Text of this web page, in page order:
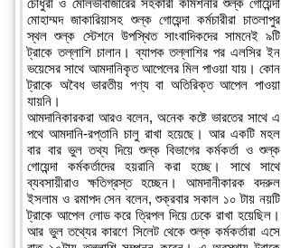
চৌধুরী ও মৌলভীবাজারের সহকারী কমিশনার শুল্ক গোয়েন্দা
মোহাম্মদ জাকারিয়াসহ শুল্ক গোয়েন্দা কর্মচারীরা চাতলাপুর
স্থল শুল্ক স্টেশনে উপস্থিত সাংবাদিকদের সামনেই ৯টি
ট্রাকে তল্লাশি চালান। ব্যাপক তল্লাশির পর এলসির ইন
ভয়েসের সাথে আমদানিকৃত আপেলের মিল পাওয়া যায়। কোন
ট্রাকে অবৈধ ভারতীয় পণ্য বা অতিরিক্ত আপেল পাওয়া
যায়নি।
আমদানিকারকরা আরও বলেন, অনেক কষ্টে ভারতের সাথে এ
পথে আমদানি-রপ্তানি চালু রাখা হয়েছে। আর একটি মহল
বার বার ভুল তথ্য দিয়ে শুল্ক বিভাগের কর্মকর্তা ও শুল্ক
গোয়েন্দা কর্মকর্তাদের হয়রানি করা হচ্ছে। সাথে সাথে
ব্যবসায়ীরাও ক্ষতিগ্রস্ত হচ্ছেন। আমদানীকারক বদরুল
ইসলাম ও রমাপদ সেন বলেন, শুক্রবার সকাল ১০ টায় নয়টি
ট্রাকে আপেল লোড করে ত্রিপল দিয়ে ঢেকে রাখা হয়েছিল।
আর ভুল তথ্যের কারণে সিলেট থেকে শুল্ক কর্মকর্তারা এসে